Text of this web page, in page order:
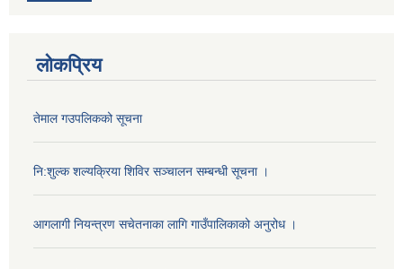
लोकप्रिय
तेमाल गउपलिकको सूचना
नि:शुल्क शल्यक्रिया शिविर सञ्चालन सम्बन्धी सूचना ।
आगलागी नियन्त्रण सचेतनाका लागि गाउँपालिकाको अनुरोध ।